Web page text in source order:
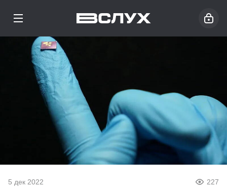
5 дек 2022 227